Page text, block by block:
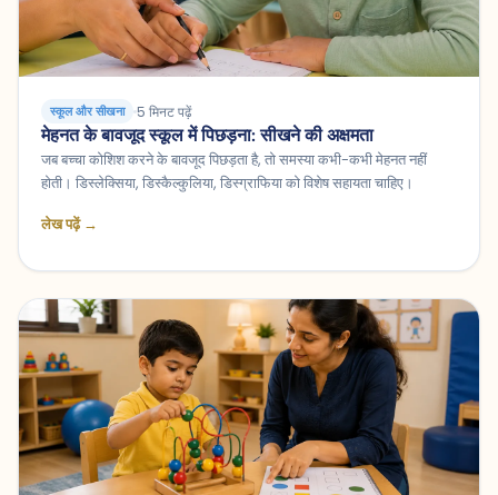
स्कूल और सीखना 5 मिनट पढ़ें
मेहनत के बावजूद स्कूल में पिछड़ना: सीखने की अक्षमता
जब बच्चा कोशिश करने के बावजूद पिछड़ता है, तो समस्या कभी-कभी मेहनत नहीं
होती। डिस्लेक्सिया, डिस्कैल्कुलिया, डिस्ग्राफिया को विशेष सहायता चाहिए।
लेख पढ़ें →